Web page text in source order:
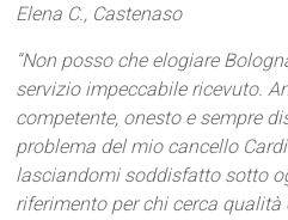
Elena C., Castenaso
“Non posso che elogiare
servizio impeccabile ricevuto.
competente, onesto e sempre
problema del mio cancello
lasciandomi soddisfatto sotto
riferimento per chi cerca qualità